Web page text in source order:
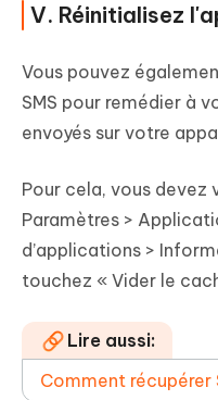
V. Réinitialisez
Vous pouvez
SMS pour remédier à
envoyés sur votre
Pour cela, vous devez
Paramètres >
d’applications >
touchez « Vider le
Lire aussi:
Comment récupérer